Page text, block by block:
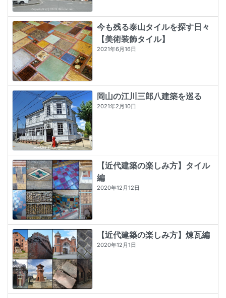
今も残る泰山タイルを探す日々
【美術装飾タイル】
2021年6月16日
岡山の江川三郎八建築を巡る
2021年2月10日
【近代建築の楽しみ方】タイル
編
2020年12月12日
【近代建築の楽しみ方】煉瓦編
2020年12月1日